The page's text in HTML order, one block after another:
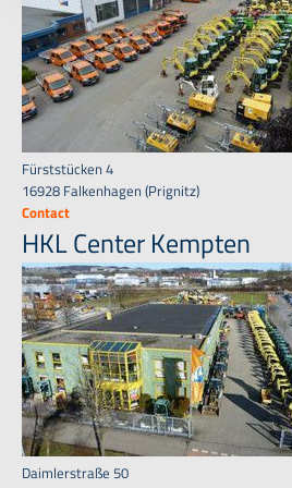
demImpressumentnehmen.
Fürststücken 4
16928 Falkenhagen (Prignitz)
Contact
HKL Center Kempten
Daimlerstraße 50